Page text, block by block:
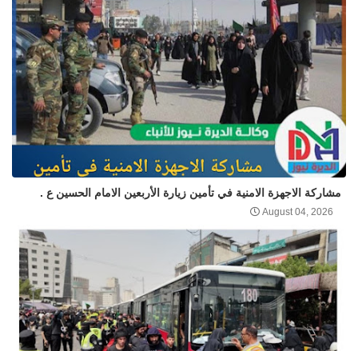
مشاركة الاجهزة الامنية في تأمين زيارة الأربعين الامام الحسين ع .
August 04, 2026